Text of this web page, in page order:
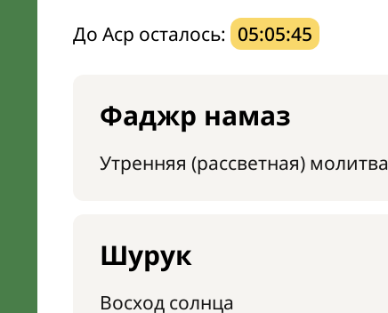
До Аср осталось: 05:05:44
Фаджр намаз
Утренняя (рассветная) молитва
Шурук
Восход солнца